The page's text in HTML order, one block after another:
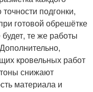
подгонки,
готовой обрешётке
те же работы
кровельных работ
снижают
материала и